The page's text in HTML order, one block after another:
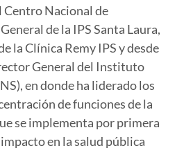
Nacional de
de la IPS Santa Laura,
la Clínica Remy IPS y desde
General del Instituto
en donde ha liderado los
de funciones de la
se implementa por primera
en la salud pública